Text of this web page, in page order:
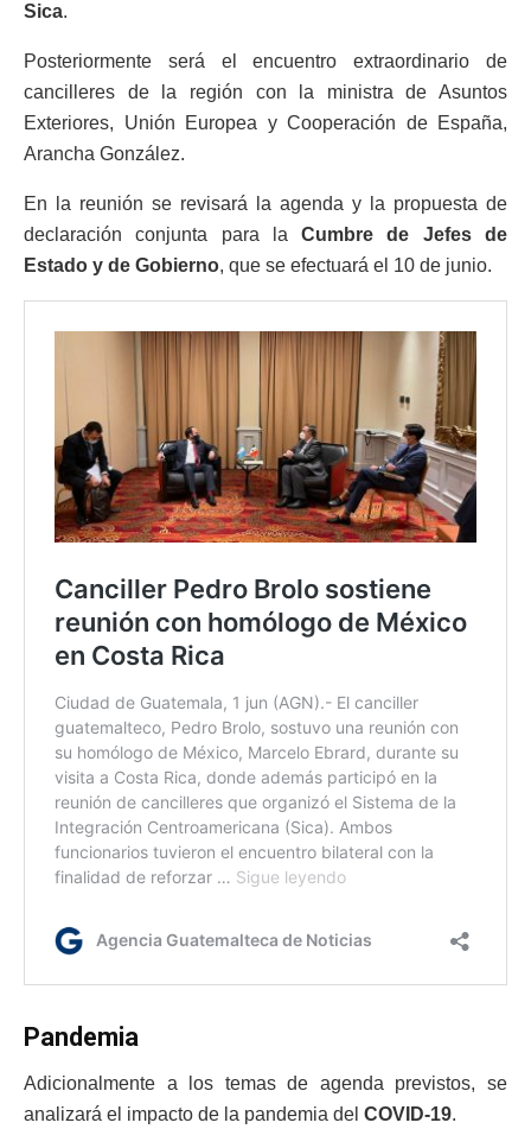
Sica.
Posteriormente será el encuentro extraordinario de
cancilleres de la región con la ministra de Asuntos
Exteriores, Unión Europea y Cooperación de España,
Arancha González.
En la reunión se revisará la agenda y la propuesta de
declaración conjunta para laCumbre de Jefes de
Estado y de Gobierno, que se efectuará el 10 de junio.
Pandemia
Adicionalmente a los temas de agenda previstos, se
analizará el impacto de la pandemia del COVID-19.